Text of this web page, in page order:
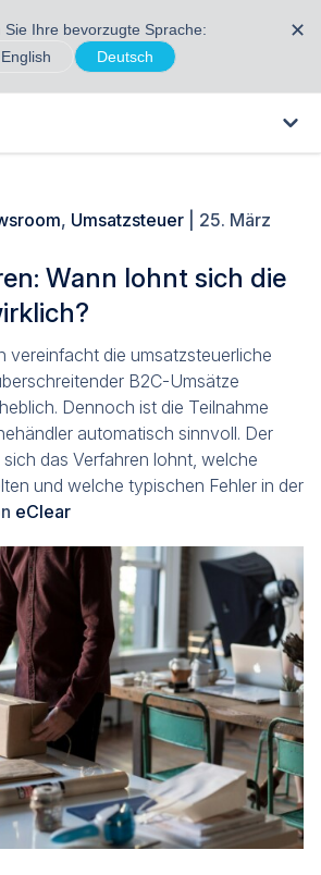
Sie Ihre bevorzugte Sprache:
English
Deutsch
✕
, Umsatzsteuer | 25. März
Wann lohnt sich die
vereinfacht die umsatzsteuerliche
B2C-Umsätze
Dennoch ist die Teilnahme
automatisch sinnvoll. Der
das Verfahren lohnt, welche
und welche typischen Fehler in der
eClear